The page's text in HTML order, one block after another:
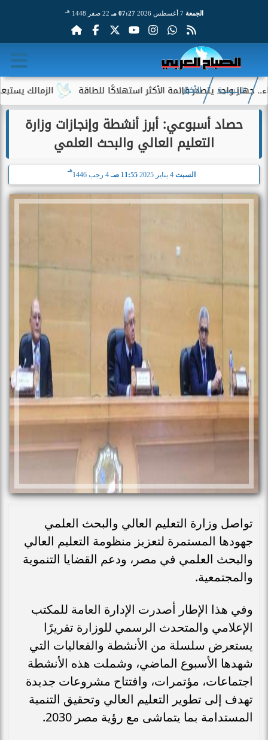
الجمعة 7 أغسطس 2026 07:27 مـ 22 صفر 1448 هـ
الزمالك يستبعد 4 لاعبين شباب من حساباته في الموسم الجديد يتصدر قائمة الأكثر استهلاكًا للطاقة
الرئيسية الأخبار
حصاد أسبوعي: أبرز أنشطة وإنجازات وزارة
التعليم العالي والبحث العلمي
السبت 11:55 صـ 4 رجب 1446
هـ
تواصل وزارة التعليم العالي والبحث العلمي
جهودها المستمرة لتعزيز منظومة التعليم العالي
والبحث العلمي في مصر، ودعم القضايا التنموية
والمجتمعية.
وفي هذا الإطار أصدرت الإدارة العامة للمكتب
الإعلامي والمتحدث الرسمي للوزارة تقريرًا
يستعرض سلسلة من الأنشطة والفعاليات التي
شهدها الأسبوع الماضي، وشملت هذه الأنشطة
اجتماعات، مؤتمرات، وافتتاح مشروعات جديدة
تهدف إلى تطوير التعليم العالي وتحقيق التنمية
المستدامة بما يتماشى مع رؤية مصر 2030.